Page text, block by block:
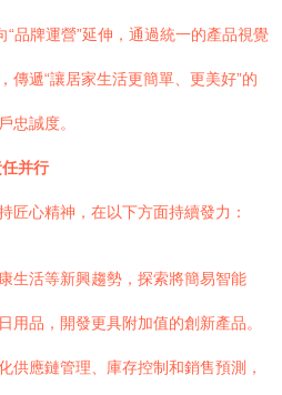
“品牌運營”延伸，通過統一的產品視覺
傳遞“讓居家生活更簡單、更美好”的
忠誠度。
并行
匠心精神，在以下方面持續發力：
生活等新興趨勢，探索將簡易智能
用品，開發更具附加值的創新產品。
供應鏈管理、庫存控制和銷售預測，